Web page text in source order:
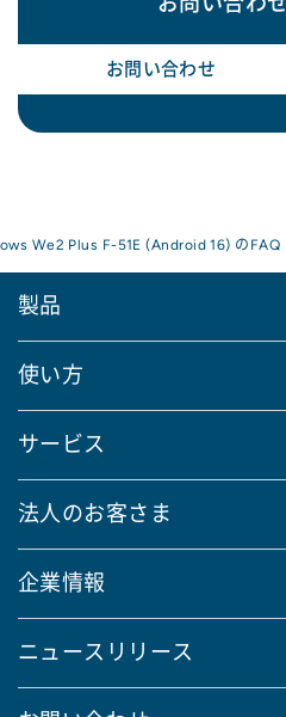
お問い合わせ
We2 Plus F-51E (Android 16) のFAQ
製品
使い方
サービス
法人のお客さま
企業情報
ニュースリリース